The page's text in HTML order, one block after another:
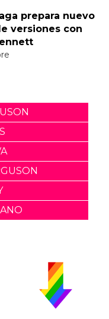
prepara nuevo
versiones con